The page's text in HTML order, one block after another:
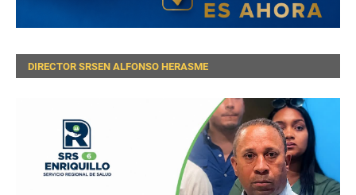
DIRECTOR SRSEN ALFONSO HERASME